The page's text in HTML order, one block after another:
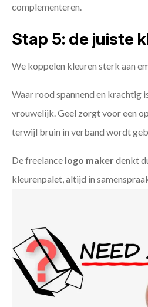
complementeren.
Stap 5: de juiste
We koppelen kleuren sterk aan
Waar rood spannend en krachtig
vrouwelijk. Geel zorgt voor een
terwijl bruin in verband wordt
De freelance logo makerdenkt
kleurenpalet, altijd in